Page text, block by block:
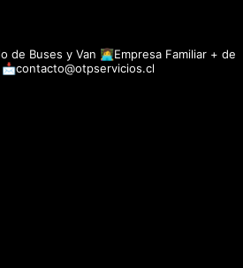
de Buses y Van 👩‍💻Empresa Familiar + de
📩contacto@otpservicios.cl